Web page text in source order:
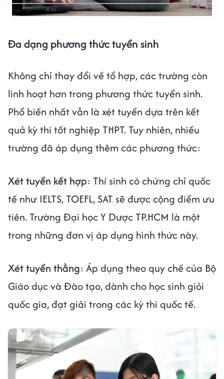
Đa dạng phương thức tuyển sinh
Không chỉ thay đổi về tổ hợp, các trường còn
linh hoạt hơn trong phương thức tuyển sinh.
Phổ biến nhất vẫn là xét tuyển dựa trên kết
quả kỳ thi tốt nghiệp THPT. Tuy nhiên, nhiều
trường đã áp dụng thêm các phương thức:
Xét tuyển kết hợp: Thí sinh có chứng chỉ quốc
tế như IELTS, TOEFL, SAT sẽ được cộng điểm ưu
tiên. Trường Đại học Y Dược TP.HCM là một
trong những đơn vị áp dụng hình thức này.
Xét tuyển thẳng: Áp dụng theo quy chế của Bộ
Giáo dục và Đào tạo, dành cho học sinh giỏi
quốc gia, đạt giải trong các kỳ thi quốc tế.